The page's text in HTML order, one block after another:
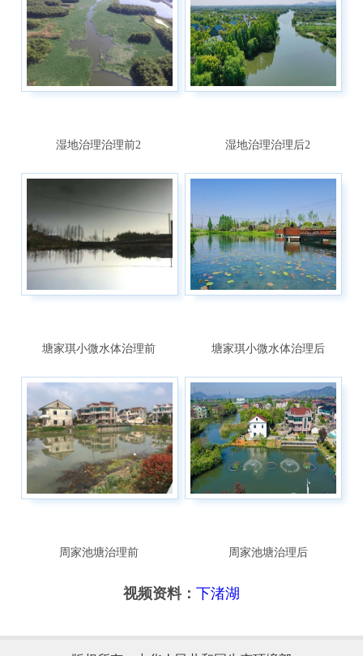
湿地治理治理前2 湿地治理治理后2
塘家琪小微水体治理前 塘家琪小微水体治理后
周家池塘治理前 周家池塘治理后
视频资料： 下渚湖